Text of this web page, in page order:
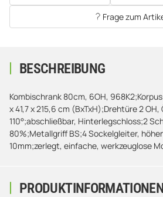
Frage zum
BESCHREIBUNG
Kombischrank 80cm, 6OH,
x 41,7 x 215,6 cm (BxTxH);Drehtüre 2
110°;abschließbar, Hinterlegschloss;2
80%;Metallgriff BS;4 Sockelgleiter,
10mm;zerlegt, einfache, werkzeuglose